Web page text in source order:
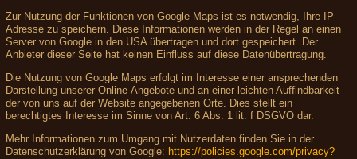
Zur Nutzung der Funktionen von Google Maps ist es notwendig, Ihre IP
Adresse zu speichern. Diese Informationen werden in der Regel an einen
Server von Google in den USA übertragen und dort gespeichert. Der
Anbieter dieser Seite hat keinen Einfluss auf diese Datenübertragung.
Die Nutzung von Google Maps erfolgt im Interesse einer ansprechenden
Darstellung unserer Online-Angebote und an einer leichten Auffindbarkeit
der von uns auf der Website angegebenen Orte. Dies stellt ein
berechtigtes Interesse im Sinne von Art. 6 Abs. 1 lit. f DSGVO dar.
Mehr Informationen zum Umgang mit Nutzerdaten finden Sie in der
Datenschutzerklärung von Google: https://policies.google.com/privacy?